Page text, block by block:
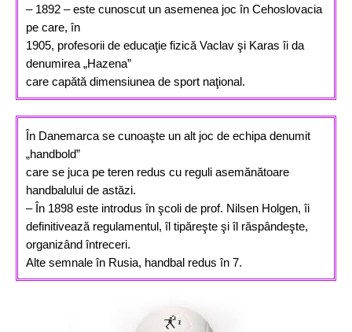
– 1892 – este cunoscut un asemenea joc în Cehoslovacia
pe care, în
1905, profesorii de educaţie fizică Vaclav şi Karas îi da
denumirea „Hazena”
care capătă dimensiunea de sport naţional.
În Danemarca se cunoaşte un alt joc de echipa denumit
„handbold”
care se juca pe teren redus cu reguli asemănătoare
handbalului de astăzi.
– În 1898 este introdus în şcoli de prof. Nilsen Holgen, îi
definitivează regulamentul, îl tipăreşte şi îl răspândeşte,
organizând întreceri.
Alte semnale în Rusia, handbal redus în 7.